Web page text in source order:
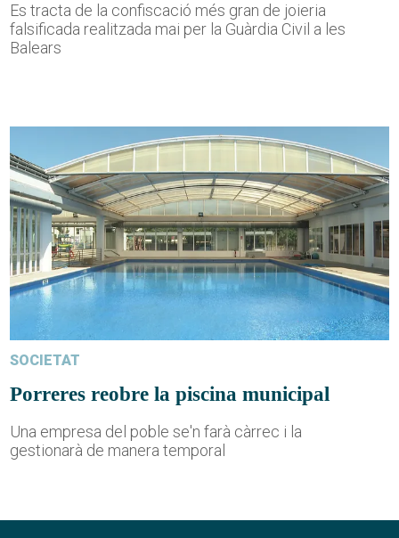
Es tracta de la confiscació més gran de joieria
falsificada realitzada mai per la Guàrdia Civil a les
Balears
SOCIETAT
Porreres reobre la piscina municipal
Una empresa del poble se'n farà càrrec i la
gestionarà de manera temporal